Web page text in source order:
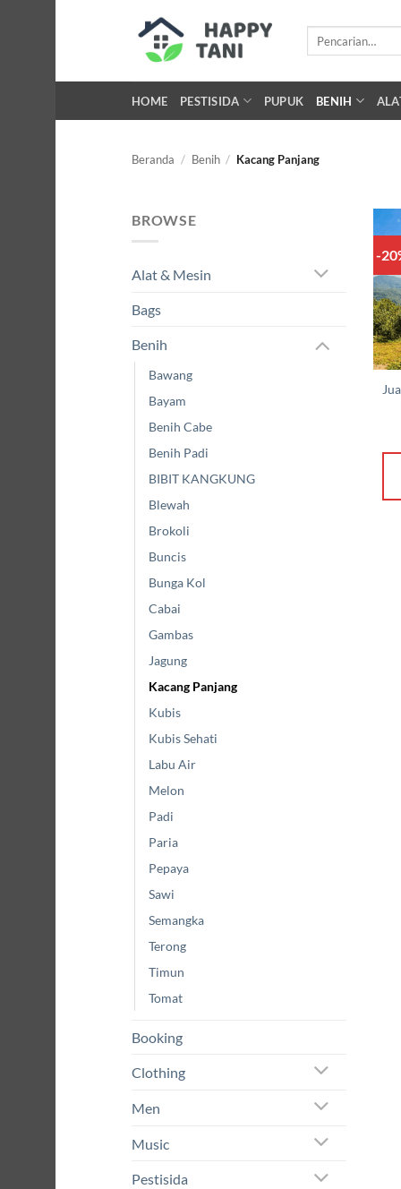
HOME PESTISIDA PUPUK BENIH
Beranda / Benih / Kacang Panjang
BROWSE
Alat & Mesin
Bags
Benih
Bawang
Bayam
Benih Cabe
Benih Padi
BIBIT KANGKUNG
Blewah
Brokoli
Buncis
Bunga Kol
Cabai
Gambas
Jagung
Kacang Panjang
Kubis
Kubis Sehati
Labu Air
Melon
Padi
Paria
Pepaya
Sawi
Semangka
Terong
Timun
Tomat
Booking
Clothing
Men
Music
Pestisida
-